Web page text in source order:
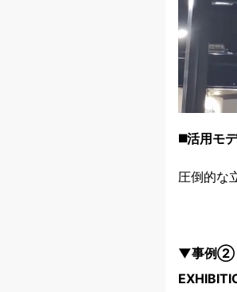
◼️活用モ
圧倒的な
▼事例②